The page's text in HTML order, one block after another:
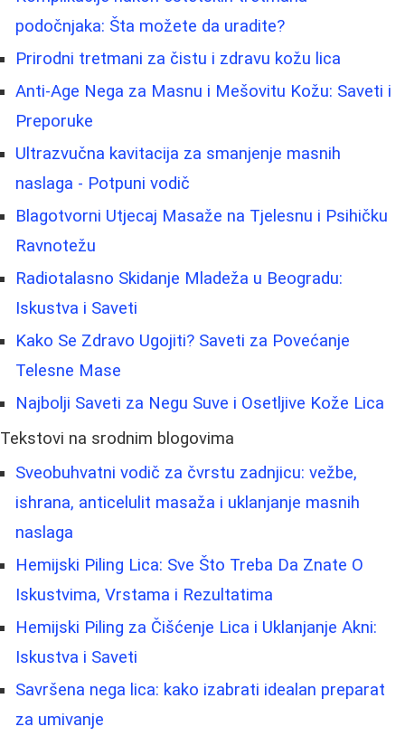
podočnjaka: Šta možete da uradite?
Prirodni tretmani za čistu i zdravu kožu lica
Anti-Age Nega za Masnu i Mešovitu Kožu: Saveti i
Preporuke
Ultrazvučna kavitacija za smanjenje masnih
naslaga - Potpuni vodič
Blagotvorni Utjecaj Masaže na Tjelesnu i Psihičku
Ravnotežu
Radiotalasno Skidanje Mladeža u Beogradu:
Iskustva i Saveti
Kako Se Zdravo Ugojiti? Saveti za Povećanje
Telesne Mase
Najbolji Saveti za Negu Suve i Osetljive Kože Lica
Tekstovi na srodnim blogovima
Sveobuhvatni vodič za čvrstu zadnjicu: vežbe,
ishrana, anticelulit masaža i uklanjanje masnih
naslaga
Hemijski Piling Lica: Sve Što Treba Da Znate O
Iskustvima, Vrstama i Rezultatima
Hemijski Piling za Čišćenje Lica i Uklanjanje Akni:
Iskustva i Saveti
Savršena negа lica: kako izabrati idealan preparat
za umivanje